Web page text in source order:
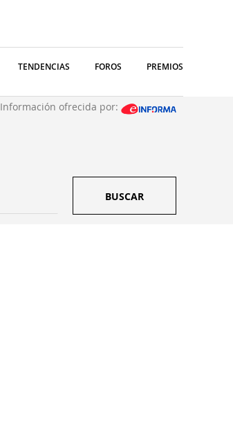
TENDENCIAS FOROS PREMIOS
Información ofrecida por:
BUSCAR